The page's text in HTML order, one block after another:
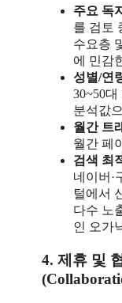
주요 독
를 검토
수요층
에 민감
성별/연
30~50
분석값
월간 트
월간 페
검색 최
네이버·
털에서
다수 노
인 오가
4. 제휴 및